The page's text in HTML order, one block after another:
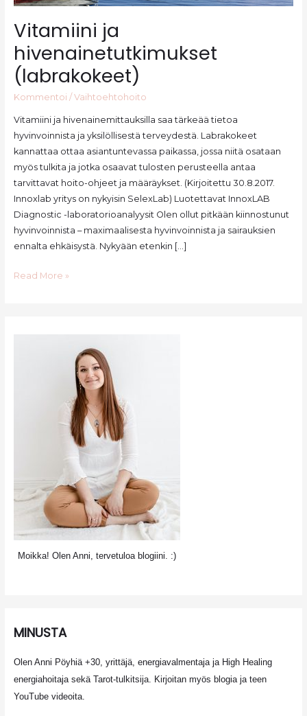
Vitamiini ja
hivenainetutkimukset
(labrakokeet)
Kommentoi /Vaihtoehtohoito
Vitamiini ja hivenainemittauksilla saa tärkeää tietoa
hyvinvoinnista ja yksilöllisestä terveydestä. Labrakokeet
kannattaa ottaa asiantuntevassa paikassa, jossa niitä osataan
myös tulkita ja jotka osaavat tulosten perusteella antaa
tarvittavat hoito-ohjeet ja määräykset. (Kirjoitettu 30.8.2017.
Innoxlab yritys on nykyisin SelexLab) Luotettavat InnoxLAB
Diagnostic -laboratorioanalyysit Olen ollut pitkään kiinnostunut
hyvinvoinnista – maximaalisesta hyvinvoinnista ja sairauksien
ennalta ehkäisystä. Nykyään etenkin […]
Vitamiini
Read More »
Moikka! Olen Anni, tervetuloa blogiini. :)
MINUSTA
Olen Anni Pöyhiä +30, yrittäjä, energiavalmentaja ja High Healing
energiahoitaja sekä Tarot-tulkitsija. Kirjoitan myös blogia ja teen
YouTube videoita.